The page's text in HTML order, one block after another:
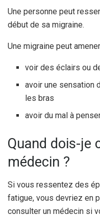
Une personne peut
début de sa migraine.
Une migraine peut
voir des éclairs ou
avoir une sensation
les bras
avoir du mal à
Quand dois-je
médecin ?
Si vous ressentez des
fatigue, vous devriez en
consulter un médecin si